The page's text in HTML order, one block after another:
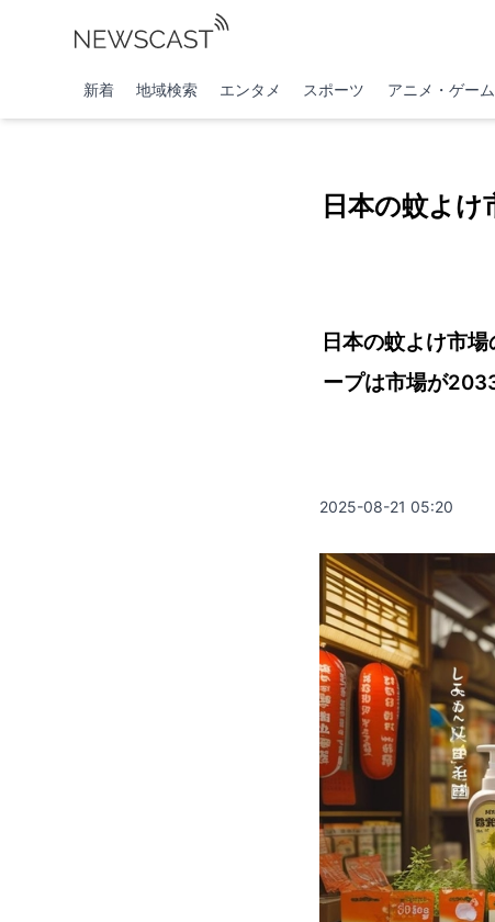
新着 地域検索 エンタメ スポーツ アニメ・ゲーム
日本の蚊よ
日本の蚊よけ市
ープは市場が
2025-08-21 05:20